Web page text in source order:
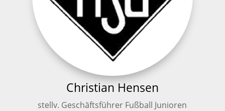
Christian Hensen
stellv. Geschäftsführer Fußball Junioren